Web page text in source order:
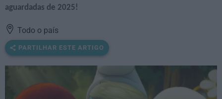
aguardadas de 2025!
Todo o país
PARTILHAR ESTE ARTIGO